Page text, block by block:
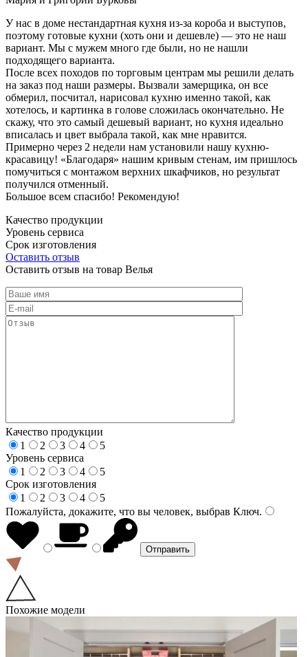
У нас в доме нестандартная кухня из-за короба и выступов,
поэтому готовые кухни (хоть они и дешевле) — это не наш
вариант. Мы с мужем много где были, но не нашли
подходящего варианта.
После всех походов по торговым центрам мы решили делать
на заказ под наши размеры. Вызвали замерщика, он все
обмерил, посчитал, нарисовал кухню именно такой, как
хотелось, и картинка в голове сложилась окончательно. Не
скажу, что это самый дешевый вариант, но кухня идеально
вписалась и цвет выбрала такой, как мне нравится.
Примерно через 2 недели нам установили нашу кухню-
красавицу! «Благодаря» нашим кривым стенам, им пришлось
помучиться с монтажом верхних шкафчиков, но результат
получился отменный.
Большое всем спасибо! Рекомендую!
Качество продукции
Уровень сервиса
Срок изготовления
Оставить отзыв
Оставить отзыв на товар Велья
Качество продукции
1
2 3 4
5
Уровень сервиса
1
2 3 4
5
Срок изготовления
1
2 3 4
5
Пожалуйста, докажите, что вы человек, выбрав Ключ.
Похожие модели